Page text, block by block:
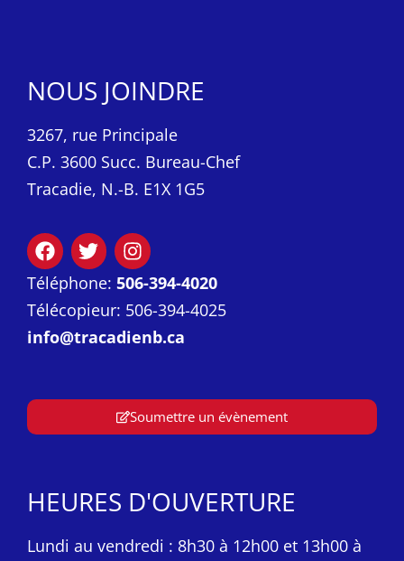
NOUS JOINDRE
3267, rue Principale
C.P. 3600 Succ. Bureau-Chef
Tracadie, N.-B. E1X 1G5
Téléphone: 506-394-4020
Télécopieur: 506-394-4025
info@tracadienb.ca
Soumettre un évènement
HEURES D'OUVERTURE
Lundi au vendredi : 8h30 à 12h00 et 13h00 à